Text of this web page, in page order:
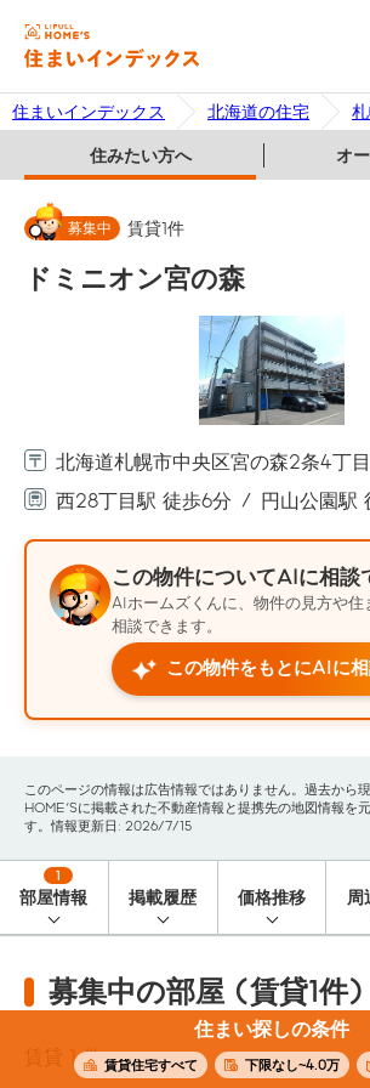
住まいインデックス 北海道の住宅
住みたい方へ オ
住まい探しの条件
賃貸住宅すべて 下限なし~4.0万
募集中 賃貸1件
ドミニオン宮の森
北海道札幌市中央区宮の森2条4丁
西28丁目駅 徒歩6分
円山公園駅
この物件についてAIに相談
AIホームズくんに、物件の見方や住
相談できます。
この物件をもとにAIに
このページの情報は広告情報ではありません。過去から
HOME'Sに掲載された不動産情報と提携先の地図情報を
す。情報更新日: 2026/7/15
部屋情報
1
掲載履歴 価格推移 周
募集中の部屋 (賃貸1件)
1 件